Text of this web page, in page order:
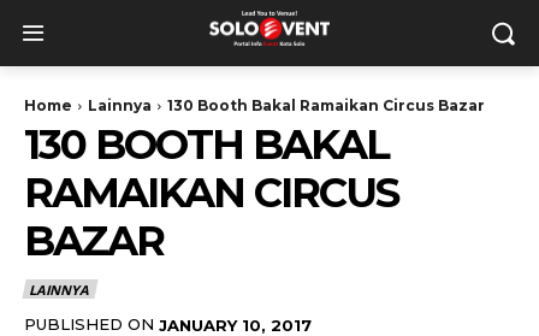
Home Lainnya 130 Booth Bakal Ramaikan Circus Bazar
130 BOOTH BAKAL
RAMAIKAN CIRCUS
BAZAR
LAINNYA
PUBLISHED ON JANUARY 10, 2017